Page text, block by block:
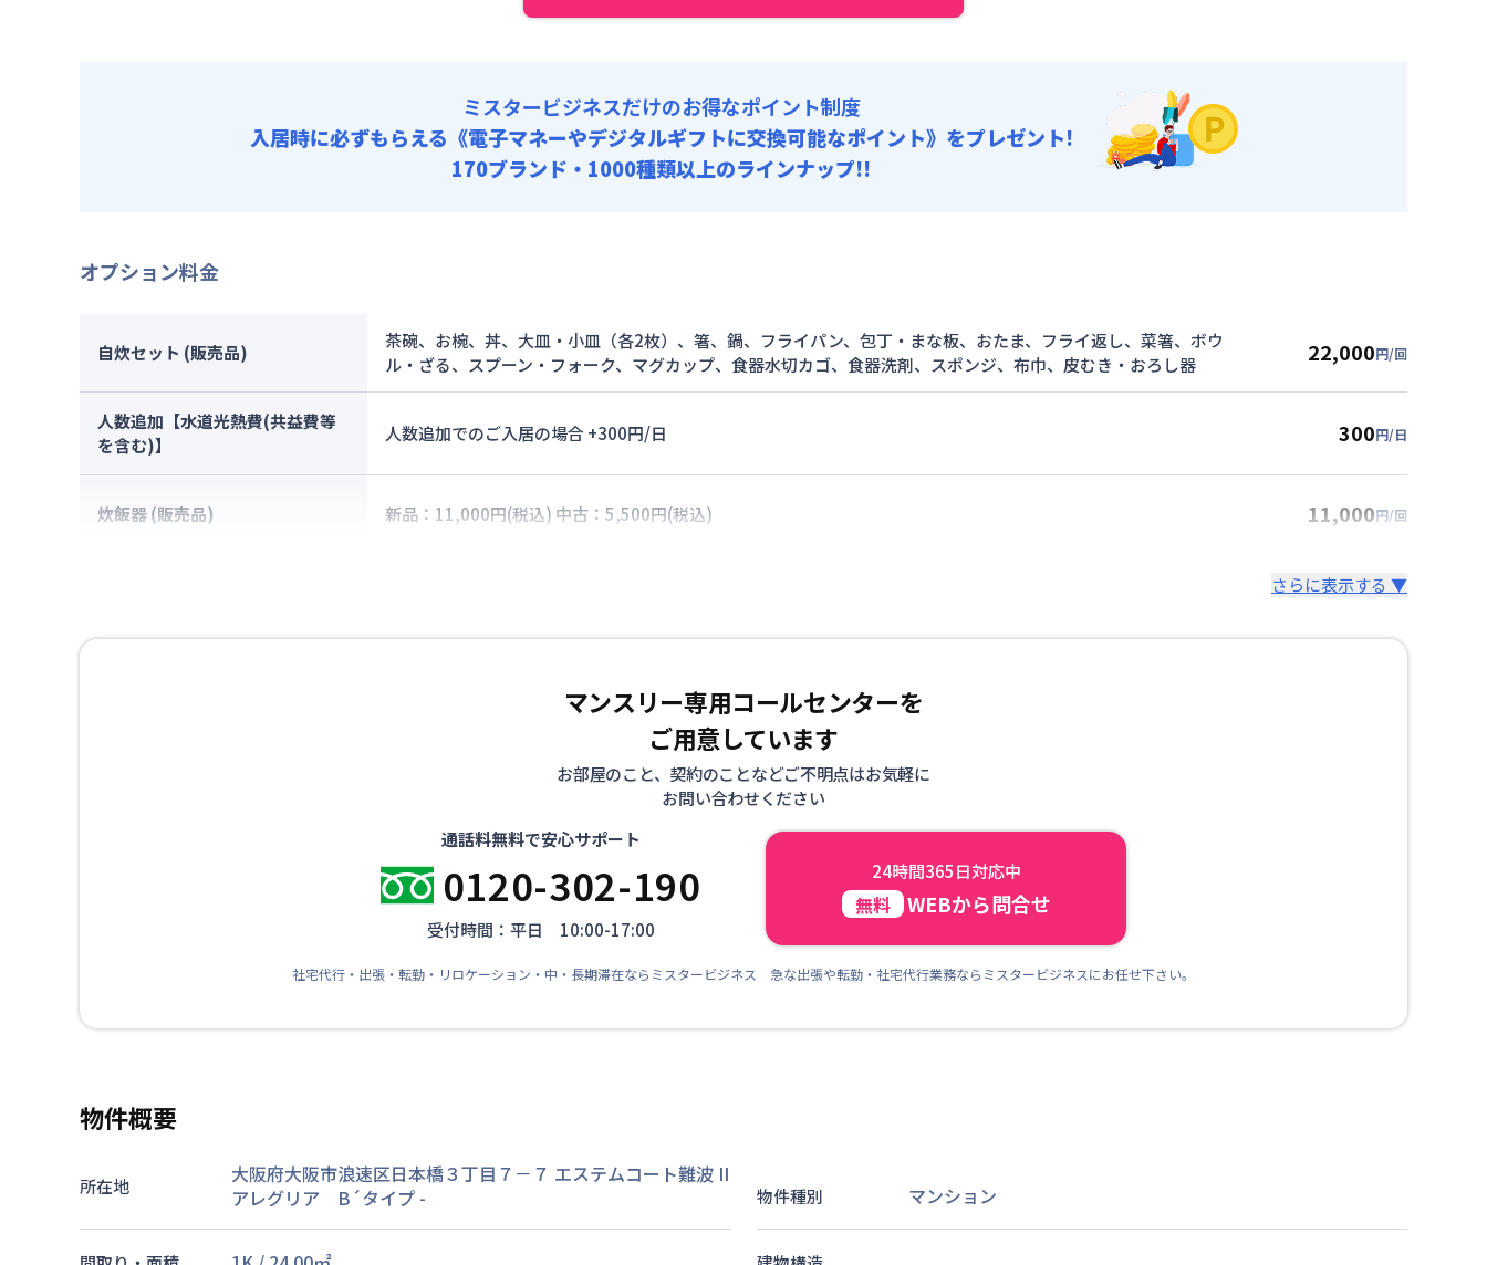
ミスタービジネスだけのお得なポイント制度
入居時に必ずもらえる 《電子マネーやデジタルギフトに交換可能なポイント》をプレゼント!
170ブランド・1000種類以上のラインナップ!!
オプション料金
自炊セット (販売品)
茶碗、お椀、丼、大皿・小皿（各2枚）、箸、鍋、フライパン、包丁・まな板、おたま、フライ返し、菜箸、ボウ
ル・ざる、スプーン・フォーク、マグカップ、食器水切カゴ、食器洗剤、スポンジ、布巾、皮むき・おろし器
22,000円/回
人数追加【水道光熱費(共益費等
を含む)】
人数追加でのご入居の場合 +300円/日 300円/日
炊飯器 (販売品) 新品：11,000円(税込) 中古：5,500円(税込) 11,000円/回
さらに表示する ▼
マンスリー専用コールセンターを
ご用意しています
お部屋のこと、契約のことなどご不明点はお気軽に
お問い合わせください
通話料無料で安心サポート
0120-302-190
受付時間：平日 10:00-17:00
24時間365日対応中
無料 WEBから問合せ
社宅代行・出張・転勤・リロケーション・中・長期滞在ならミスタービジネス 急な出張や転勤・社宅代行業務ならミスタービジネスにお任せ下さい。
物件概要
所在地
大阪府大阪市浪速区日本橋３丁目７－７ エステムコート難波 II
アレグリア B´タイプ - 物件種別 マンション